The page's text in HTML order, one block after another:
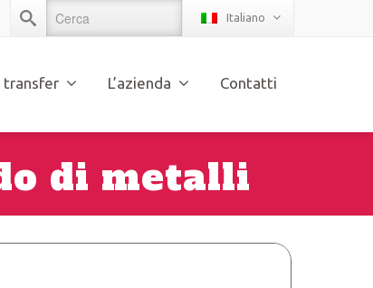
Italiano
transfer L’azienda Contatti
di metalli